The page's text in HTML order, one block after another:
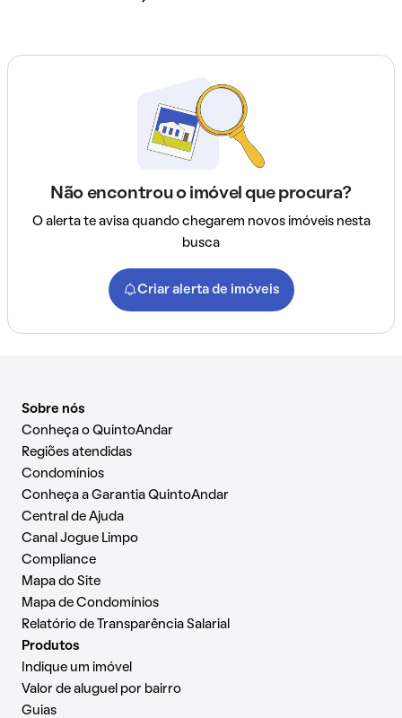
Não encontrou o imóvel que procura?
O alerta te avisa quando chegarem novos imóveis nesta
busca
Criar alerta de imóveis
Sobre nós
Conheça o QuintoAndar
Regiões atendidas
Condomínios
Conheça a Garantia QuintoAndar
Central de Ajuda
Canal Jogue Limpo
Compliance
Mapa do Site
Mapa de Condomínios
Relatório de Transparência Salarial
Produtos
Indique um imóvel
Valor de aluguel por bairro
Guias